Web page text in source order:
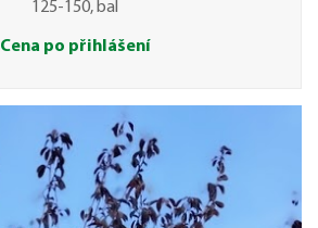
125-150, bal
Cena po přihlášení